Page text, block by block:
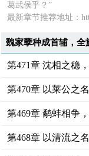
葛武侯乎？”
最新章节推荐地址：
第471章 沈相之稳
第470章 以莱公之
第469章 鹬蚌相争
第468章 以清流之